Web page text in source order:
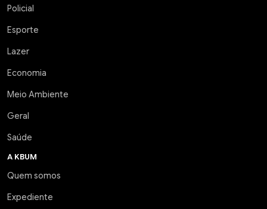
Policial
Esporte
Lazer
Economia
Meio Ambiente
Geral
Saúde
A KBUM
Quem somos
Expediente